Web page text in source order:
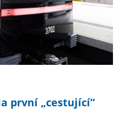
první „cestující“